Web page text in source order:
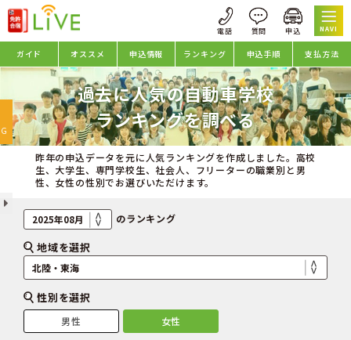
NAVI
ガイド オススメ 申込情報 ランキング 申込手順 支払方法
過去に人気の自動車学校
ランキングを調べる
昨年の申込データを元に人気ランキングを作成しました。高校
生、大学生、専門学校生、社会人、フリーターの職業別と男
性、女性の性別でお選びいただけます。
のランキング
地域を選択
性別を選択
男性 女性